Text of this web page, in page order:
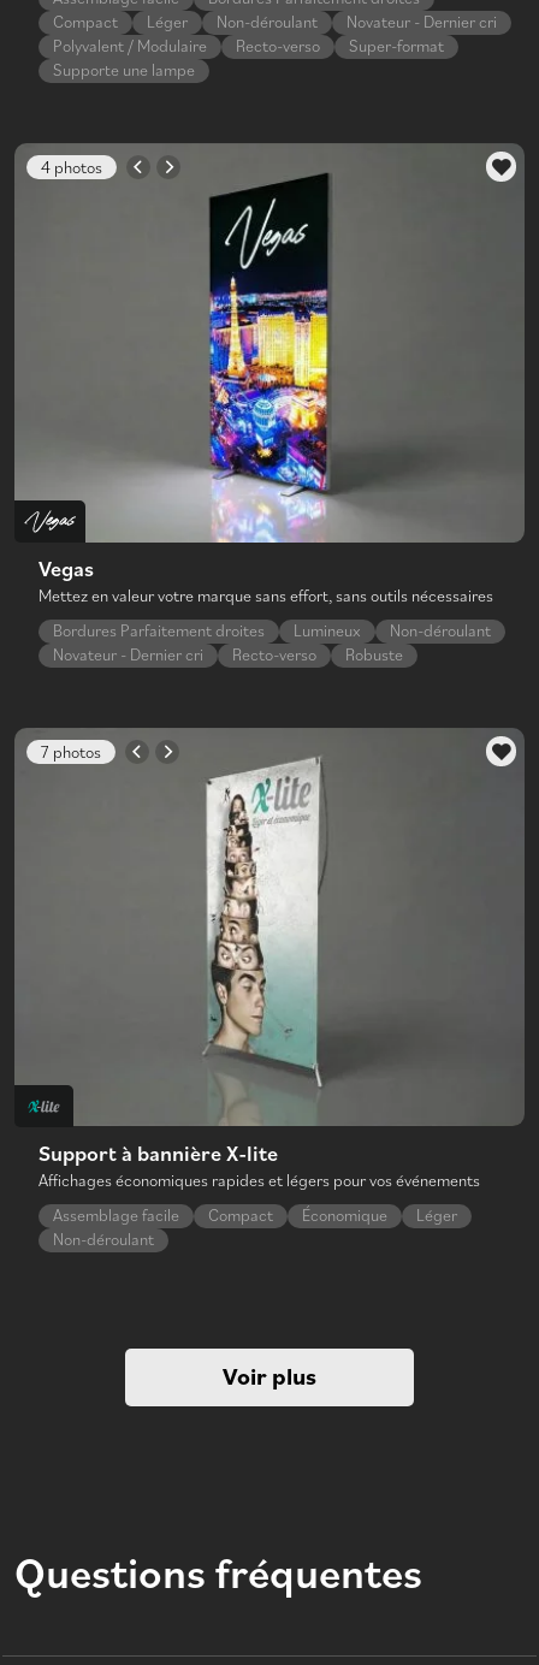
Compact
Léger Non-déroulant
Novateur - Dernier cri
Polyvalent / Modulaire
Recto-verso
Super-format
Supporte une lampe
4 photos
Vegas
Mettez en valeur votre marque sans effort, sans outils nécessaires
Bordures Parfaitement droites
Lumineux
Non-déroulant
Novateur - Dernier cri
Recto-verso Robuste
7 photos
Support à bannière X-lite
Affichages économiques rapides et légers pour vos événements
Assemblage facile
Compact Économique
Léger
Non-déroulant
Voir plus
Questions fréquentes